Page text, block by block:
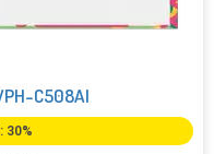
C508AI
30%